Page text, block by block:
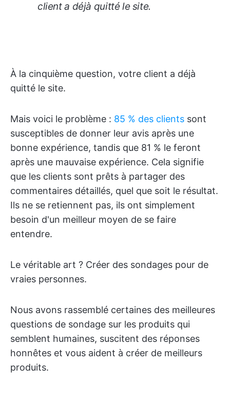
client a déjà quitté le site.
À la cinquième question, votre client a déjà
quitté le site.
Mais voici le problème : 85 % des clients sont
susceptibles de donner leur avis après une
bonne expérience, tandis que 81 % le feront
après une mauvaise expérience. Cela signifie
que les clients sont prêts à partager des
commentaires détaillés, quel que soit le résultat.
Ils ne se retiennent pas, ils ont simplement
besoin d'un meilleur moyen de se faire
entendre.
Le véritable art ? Créer des sondages pour de
vraies personnes.
Nous avons rassemblé certaines des meilleures
questions de sondage sur les produits qui
semblent humaines, suscitent des réponses
honnêtes et vous aident à créer de meilleurs
produits.